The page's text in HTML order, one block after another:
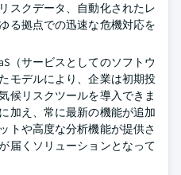
スクデータ、自動化されたレ
る拠点での迅速な危機対応を
（サービスとしてのソフトウ
モデルにより、企業は初期投
候リスクツールを導入できま
加え、常に最新の機能が追加
トや高度な分析機能が提供さ
届くソリューションとなって